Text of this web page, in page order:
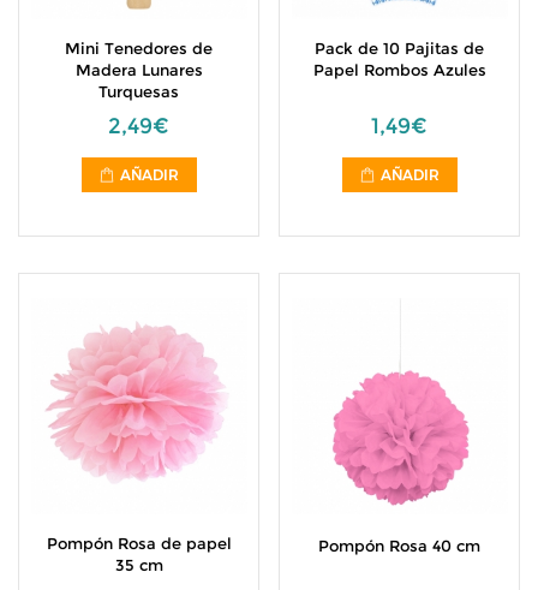
Mini Tenedores de
Madera Lunares
Turquesas
2,49€
AÑADIR
Pack de 10 Pajitas de
Papel Rombos Azules
1,49€
AÑADIR
Pompón Rosa de papel
35 cm
Pompón Rosa 40 cm